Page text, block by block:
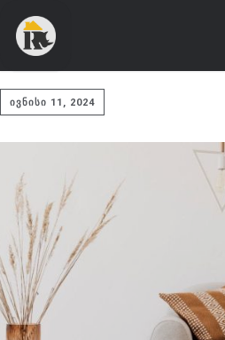
ᲘᲕᲜᲘᲡᲘ 11, 2024